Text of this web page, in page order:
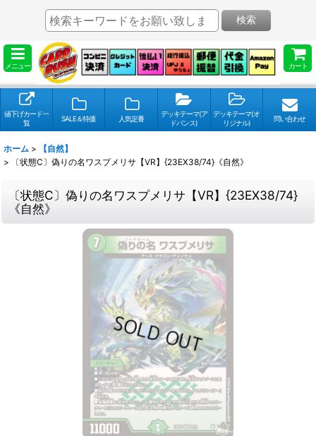
メニュー カート
検索
値下げカード一
覧
SALE＆特価 人気定番
デッキテーマ(ア
ドバンス)
デッキテーマ(オ
リジナル)
問い合わせ
ホーム >
【自然】
>
〔状態C〕偽りの名ワスプメリサ【VR】{23EX38/74}《自然》
〔状態C〕偽りの名ワスプメリサ【VR】{23EX38/74}
《自然》